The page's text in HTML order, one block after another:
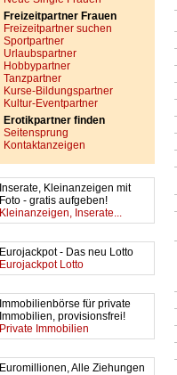
Freizeitpartner Frauen
Freizeitpartner suchen
Sportpartner
Urlaubspartner
Hobbypartner
Tanzpartner
Kurse-Bildungspartner
Kultur-Eventpartner
Erotikpartner finden
Seitensprung
Kontaktanzeigen
Inserate, Kleinanzeigen mit
Foto - gratis aufgeben!
Kleinanzeigen, Inserate...
Eurojackpot - Das neu Lotto
Eurojackpot Lotto
Immobilienbörse für private
Immobilien, provisionsfrei!
Private Immobilien
Euromillionen, Alle Ziehungen